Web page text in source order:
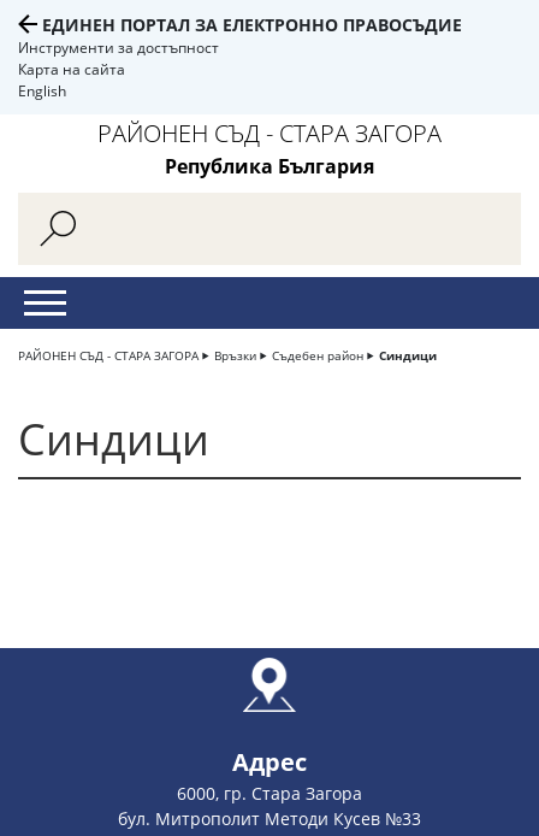
ЕДИНЕН ПОРТАЛ ЗА ЕЛЕКТРОННО ПРАВОСЪДИЕ
Инструменти за достъпност
Карта на сайта
English
РАЙОНЕН СЪД - СТАРА ЗАГОРА
Република България
РАЙОНЕН СЪД - СТАРА ЗАГОРА Връзки Съдебен район Синдици
Синдици
Адрес
6000, гр. Стара Загора
бул. Митрополит Методи Кусев №33